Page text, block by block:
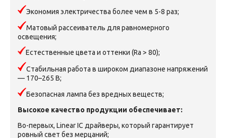
Экономия электричества более чем в 5-8 раз;
Матовый рассеиватель для равномерного
освещения;
Естественные цвета и оттенки (Ra > 80);
Стабильная работа в широком диапазоне напряжений
— 170–265 В;
Безопасная лампа без вредных веществ;
Высокое качество продукции обеспечивает:
Во-первых, Linear IC драйверы, который гарантирует
ровный свет без мерцаний;